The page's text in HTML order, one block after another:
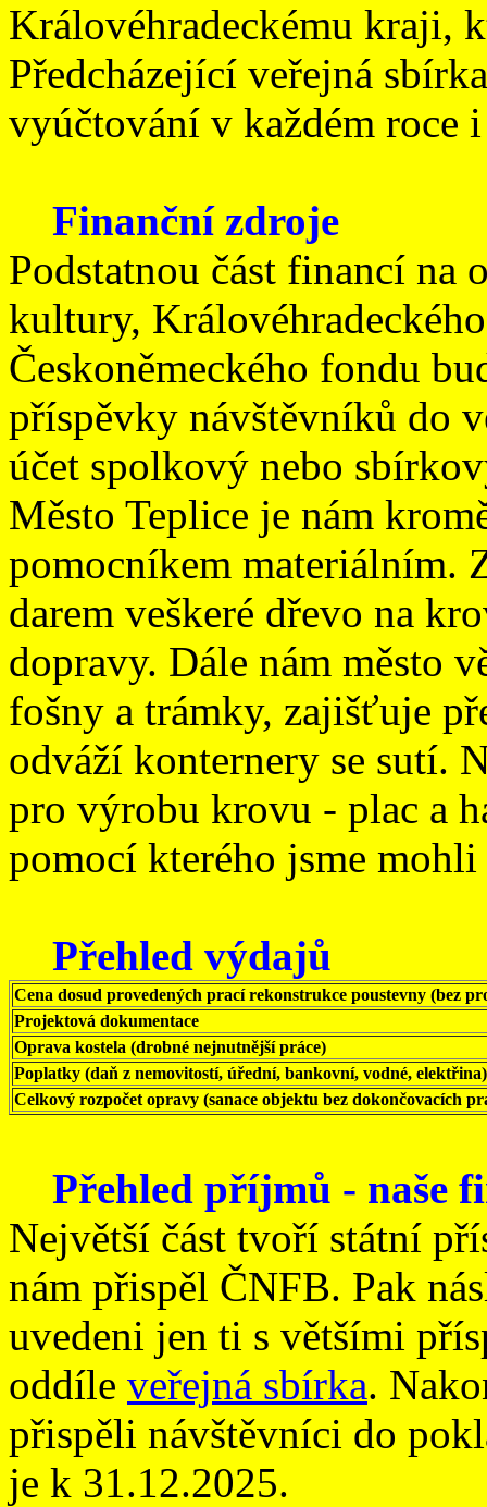
Královéhradeckému kraji,
Předcházející veřejná
vyúčtování v každém roce
Finanční zdroje
Podstatnou část financí na
kultury,
Českoněmeckého fondu
příspěvky návštěvníků do
účet spolkový nebo
Město Teplice je nám
pomocníkem materiálním.
darem veškeré dřevo na
dopravy. Dále nám město
fošny a trámky, zajišťuje
odváží konternery se sutí.
pro výrobu krovu - plac a
pomocí kterého jsme
Přehled výdajů
Cena dosud provedených prací rekonstrukce poustevny (bez
Projektová dokumentace
Oprava kostela (drobné nejnutnější práce)
Poplatky (daň z nemovitostí, úřední, bankovní, vodné, elektřina)
Celkový rozpočet opravy (sanace objektu bez dokončovacích
Přehled příjmů - naše
Největší část tvoří státní
nám přispěl ČNFB. Pak
uvedeni jen ti s většími
oddíle veřejná sbírka.
přispěli návštěvníci do
je k 31.12.2025.